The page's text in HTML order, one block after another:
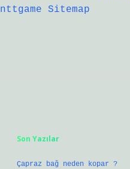
nttgame
Sitemap
Son Yazılar
Çapraz bağ neden kopar ?